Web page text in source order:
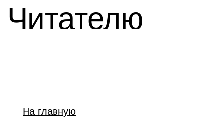
Читателю
На главную